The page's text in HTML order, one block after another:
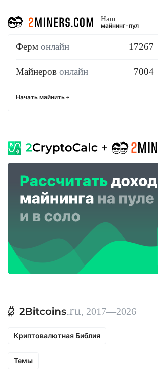
Наш
майнинг-пул
Ферм онлайн 17267
Майнеров онлайн 7004
Начать майнить
, 2017—2026
Криптовалютная Библия
Темы